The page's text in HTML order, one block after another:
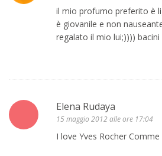
il mio profumo preferito è
è giovanile e non
regalato il mio lui;)))) bacini
Elena Rudaya
15 maggio 2012 alle ore 17:04
I love Yves Rocher Comme